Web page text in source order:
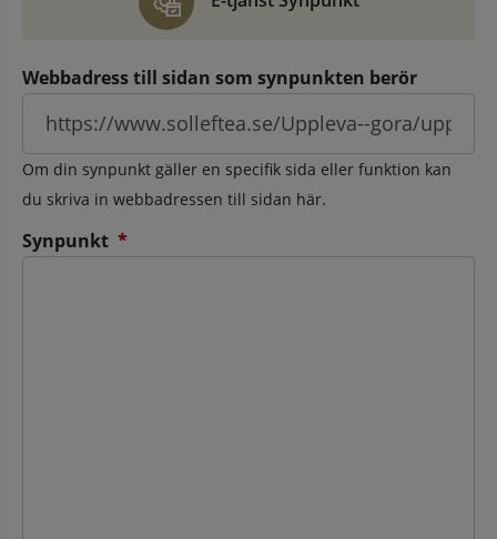
Webbadress till sidan som synpunkten berör
Om din synpunkt gäller en specifik sida eller funktion kan
du skriva in webbadressen till sidan här.
Synpunkt *